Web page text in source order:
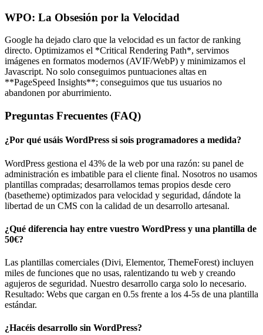
WPO: La Obsesión por la Velocidad
Google ha dejado claro que la velocidad es un factor de ranking
directo. Optimizamos el *Critical Rendering Path*, servimos
imágenes en formatos modernos (AVIF/WebP) y minimizamos el
Javascript. No solo conseguimos puntuaciones altas en
**PageSpeed Insights**; conseguimos que tus usuarios no
abandonen por aburrimiento.
Preguntas Frecuentes (FAQ)
¿Por qué usáis WordPress si sois programadores a medida?
WordPress gestiona el 43% de la web por una razón: su panel de
administración es imbatible para el cliente final. Nosotros no usamos
plantillas compradas; desarrollamos temas propios desde cero
(basetheme) optimizados para velocidad y seguridad, dándote la
libertad de un CMS con la calidad de un desarrollo artesanal.
¿Qué diferencia hay entre vuestro WordPress y una plantilla de
50€?
Las plantillas comerciales (Divi, Elementor, ThemeForest) incluyen
miles de funciones que no usas, ralentizando tu web y creando
agujeros de seguridad. Nuestro desarrollo carga solo lo necesario.
Resultado: Webs que cargan en 0.5s frente a los 4-5s de una plantilla
estándar.
¿Hacéis desarrollo sin WordPress?